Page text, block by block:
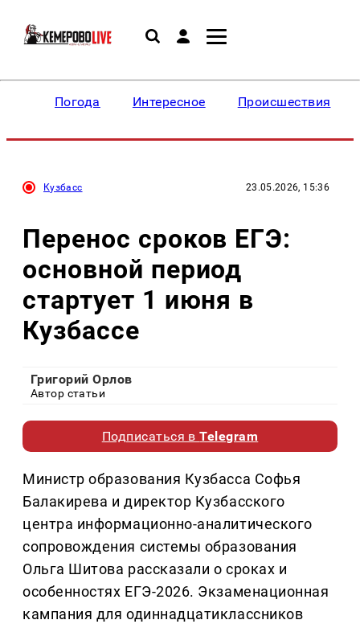
Погода Интересное Происшествия
Кузбасс 23.05.2026, 15:36
Перенос сроков ЕГЭ:
основной период
стартует 1 июня в
Кузбассе
Григорий Орлов
Автор статьи
Подписаться вTelegram
Министр образования Кузбасса Софья
Балакирева и директор Кузбасского
центра информационно-аналитического
сопровождения системы образования
Ольга Шитова рассказали о сроках и
особенностях ЕГЭ-2026. Экзаменационная
кампания для одиннадцатиклассников